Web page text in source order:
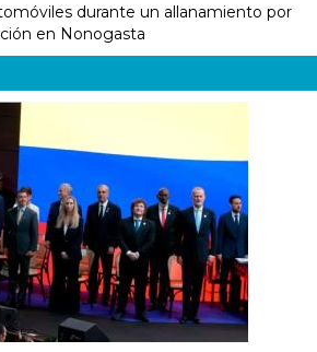
durante un allanamiento por
en Nonogasta